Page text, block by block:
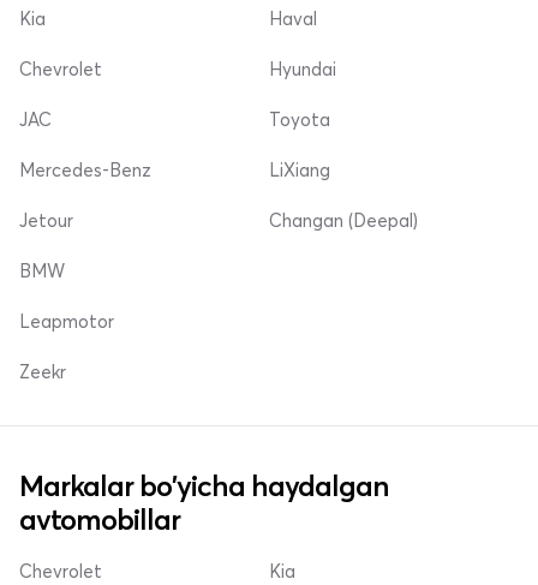
Kia
Chevrolet
Haval
Hyundai
JAC
Mercedes-Benz
Jetour
Toyota
LiXiang
Changan (Deepal)
BMW
Leapmotor
Zeekr
Markalar bo'yicha haydalgan
avtomobillar
Chevrolet Kia